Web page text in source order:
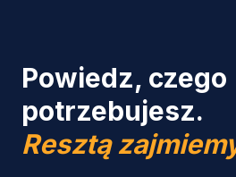
Powiedz, czego
potrzebujesz.
Resztą